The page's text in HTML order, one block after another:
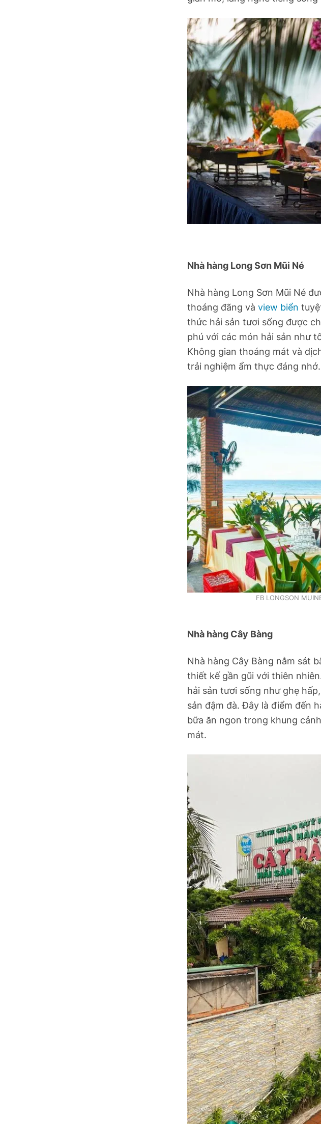
Nhà hàng Long Sơn Mũi Né
Nhà hàng Long Sơn Mũi Né
thoáng đãng và view biển
thức hải sản tươi sống được
phú với các món hải sản như
Không gian thoáng mát và
trải nghiệm ẩm thực đáng nhớ.
FB LONGSON
Nhà hàng Cây Bàng
Nhà hàng Cây Bàng nằm sát
thiết kế gần gũi với thiên
hải sản tươi sống như ghẹ
sản đậm đà. Đây là điểm đến
bữa ăn ngon trong khung
mát.